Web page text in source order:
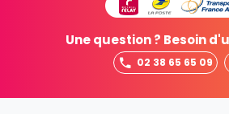
Une question ? Besoin
02 38 65 65 09